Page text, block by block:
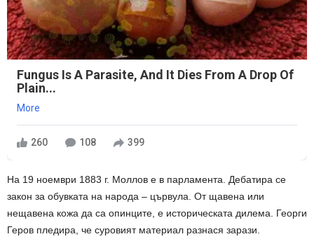
Fungus Is A Parasite, And It Dies From A Drop Of
Plain...
More
260 108 399
На 19 ноември 1883 г. Моллов е в парламента. Дебатира се
закон за обувката на народа – цървула. От щавена или
нещавена кожа да са опинците, е историческата дилема. Георги
Геров пледира, че суровият материал разнася зарази.